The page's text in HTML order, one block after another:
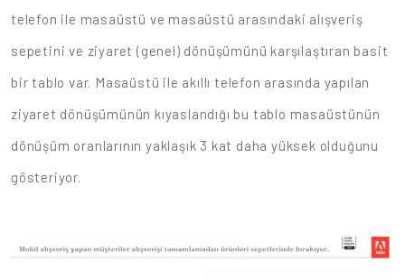
telefon ile masaüstü ve masaüstü arasındaki alışveriş
sepetini ve ziyaret (genel) dönüşümünü karşılaştıran basit
bir tablo var. Masaüstü ile akıllı telefon arasında yapılan
ziyaret dönüşümünün kıyaslandığı bu tablo masaüstünün
dönüşüm oranlarının yaklaşık 3 kat daha yüksek olduğunu
gösteriyor.